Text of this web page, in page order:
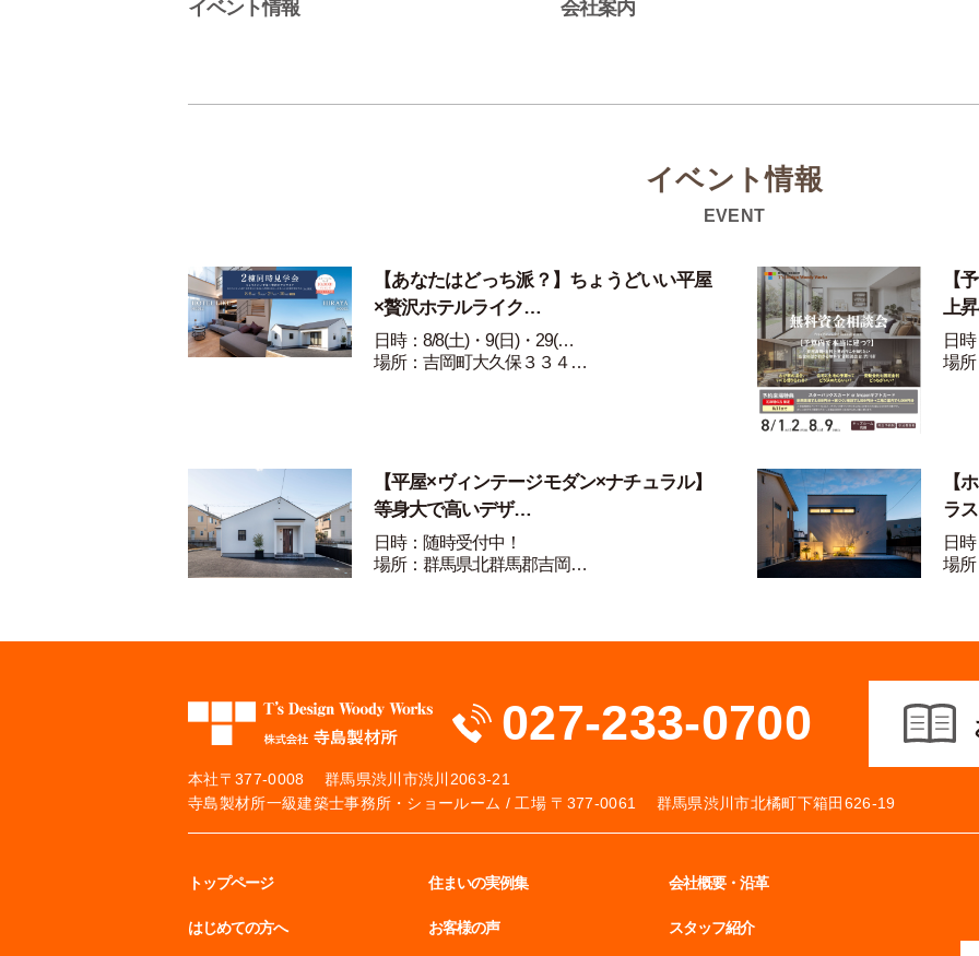
イベント情報 会社案内
イベント情報
EVENT
【あなたはどっち派？】ちょうどいい平屋
×贅沢ホテルライク…
日時：8/8(土)・9(日)・29(…
場所：吉岡町大久保３３４…
【
上
日
場
【平屋×ヴィンテージモダン×ナチュラル】
等身大で高いデザ…
日時：随時受付中！
場所：群馬県北群馬郡吉岡…
【
ラ
日
場
本社〒377-0008 群馬県渋川市渋川2063-21
寺島製材所一級建築士事務所・ショールーム / 工場 〒377-0061 群馬県渋川市北橘町下箱田626-19
027-233-0700
トップページ
はじめての方へ
住まいの実例集
お客様の声
会社概要・沿革
スタッフ紹介